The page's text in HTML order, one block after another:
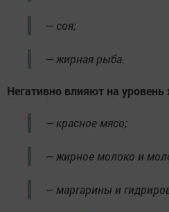
— соя;
— жирная рыба.
Негативно влияют на уровень
— красное мясо;
— жирное молоко и
— маргарины и